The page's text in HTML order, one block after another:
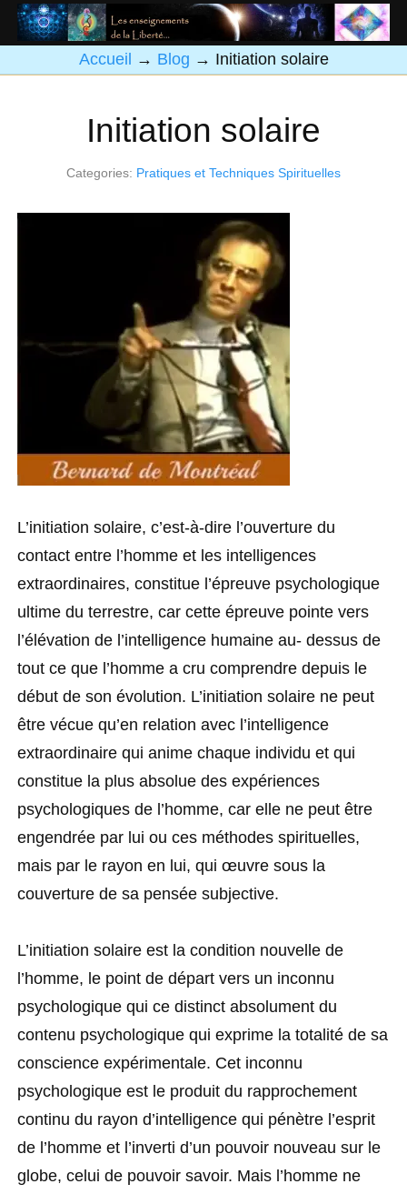
Accueil → Blog → Initiation solaire
Initiation solaire
Categories: Pratiques et Techniques Spirituelles
L’initiation solaire, c’est-à-dire l’ouverture du
contact entre l’homme et les intelligences
extraordinaires, constitue l’épreuve psychologique
ultime du terrestre, car cette épreuve pointe vers
l’élévation de l’intelligence humaine au- dessus de
tout ce que l’homme a cru comprendre depuis le
début de son évolution. L’initiation solaire ne peut
être vécue qu’en relation avec l’intelligence
extraordinaire qui anime chaque individu et qui
constitue la plus absolue des expériences
psychologiques de l’homme, car elle ne peut être
engendrée par lui ou ces méthodes spirituelles,
mais par le rayon en lui, qui œuvre sous la
couverture de sa pensée subjective.
L’initiation solaire est la condition nouvelle de
l’homme, le point de départ vers un inconnu
psychologique qui ce distinct absolument du
contenu psychologique qui exprime la totalité de sa
conscience expérimentale. Cet inconnu
psychologique est le produit du rapprochement
continu du rayon d’intelligence qui pénètre l’esprit
de l’homme et l’inverti d’un pouvoir nouveau sur le
globe, celui de pouvoir savoir. Mais l’homme ne